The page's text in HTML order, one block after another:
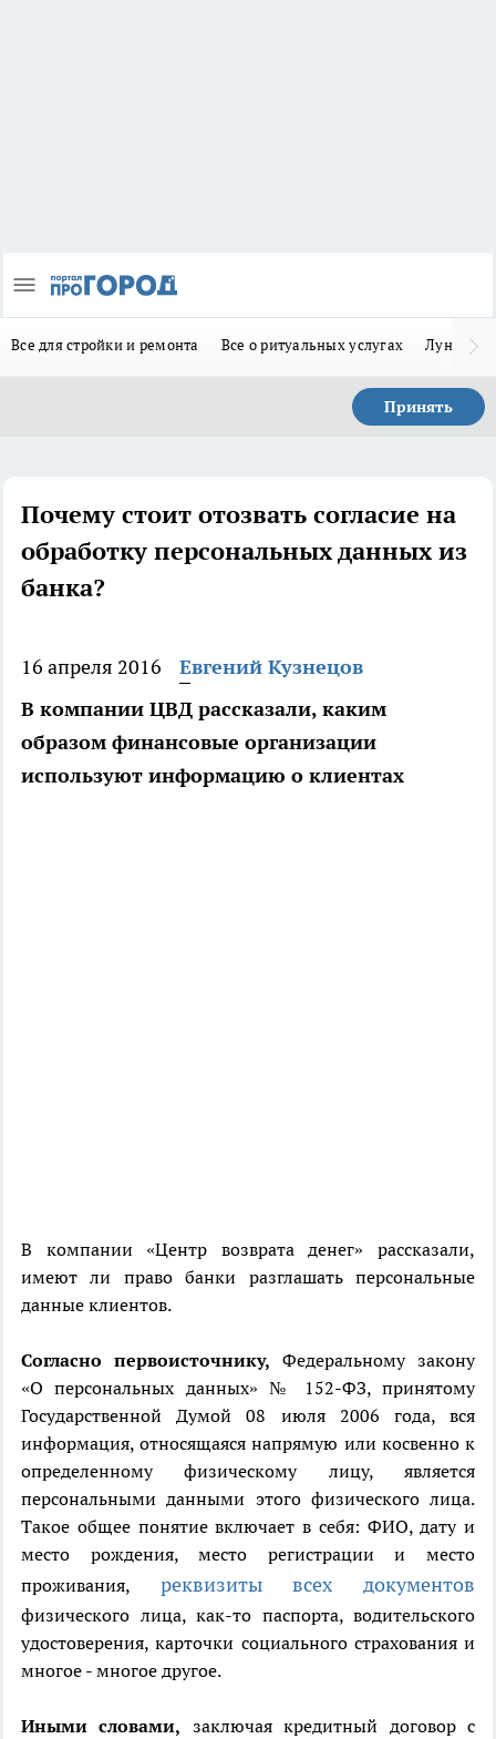
Все для стройки и ремонта Все о ритуальных услугах Лунно-
Принять
Почему стоит отозвать согласие на
обработку персональных данных из
банка?
16 апреля 2016
Евгений Кузнецов
В компании ЦВД рассказали, каким
образом финансовые организации
используют информацию о клиентах
В компании «Центр возврата денег» рассказали,
имеют ли право банки разглашать персональные
данные клиентов.
Согласно первоисточнику, Федеральному закону
«О персональных данных» № 152-ФЗ, принятому
Государственной Думой 08 июля 2006 года, вся
информация, относящаяся напрямую или косвенно к
определенному физическому лицу, является
персональными данными этого физического лица.
Такое общее понятие включает в себя: ФИО, дату и
место рождения, место регистрации и место
проживания, реквизиты всех документов
физического лица, как-то паспорта, водительского
удостоверения, карточки социального страхования и
многое - многое другое.
Иными словами, заключая кредитный договор с